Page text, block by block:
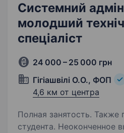
Системний
молодший
спеціаліст
24 000 – 25 000 грн
Гігіашвілі О.О., ФОП
4,6 км от центра
Полная занятость. Также
студента. Неоконченное